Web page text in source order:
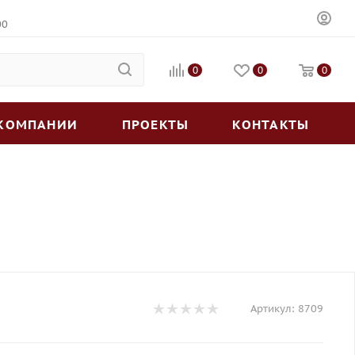
0 0 0
ПРОЕКТЫ КОНТАКТЫ
Артикул: 8709